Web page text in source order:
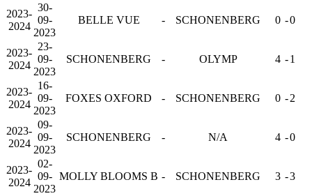
2023-
2024
30-
09-
2023
BELLE VUE - SCHONENBERG 0 -0
2023-
2024
23-
09-
2023
SCHONENBERG - OLYMP 4 -1
2023-
2024
16-
09-
2023
FOXES OXFORD - SCHONENBERG 0 -2
2023-
2024
09-
09-
2023
SCHONENBERG - N/A 4 -0
2023-
2024
02-
09-
2023
MOLLY BLOOMS B - SCHONENBERG 3 -3